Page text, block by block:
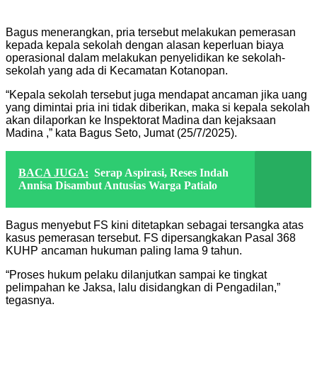
Bagus menerangkan, pria tersebut melakukan pemerasan
kepada kepala sekolah dengan alasan keperluan biaya
operasional dalam melakukan penyelidikan ke sekolah-
sekolah yang ada di Kecamatan Kotanopan.
“Kepala sekolah tersebut juga mendapat ancaman jika uang
yang dimintai pria ini tidak diberikan, maka si kepala sekolah
akan dilaporkan ke Inspektorat Madina dan kejaksaan
Madina ,” kata Bagus Seto, Jumat (25/7/2025).
BACA JUGA: Serap Aspirasi, Reses Indah
Annisa Disambut Antusias Warga Patialo
Bagus menyebut FS kini ditetapkan sebagai tersangka atas
kasus pemerasan tersebut. FS dipersangkakan Pasal 368
KUHP ancaman hukuman paling lama 9 tahun.
“Proses hukum pelaku dilanjutkan sampai ke tingkat
pelimpahan ke Jaksa, lalu disidangkan di Pengadilan,”
tegasnya.